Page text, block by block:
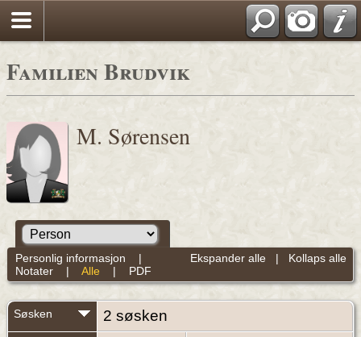
Familien Brudvik
M. Sørensen
Ekspander alle | Kollaps alle
Personlig informasjon |
Notater| Alle | PDF
Søsken 2 søsken